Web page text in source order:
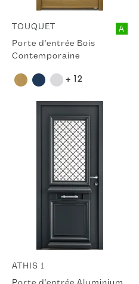
TOUQUET
Porte d'entrée Bois
Contemporaine
A
+ 12
ATHIS 1